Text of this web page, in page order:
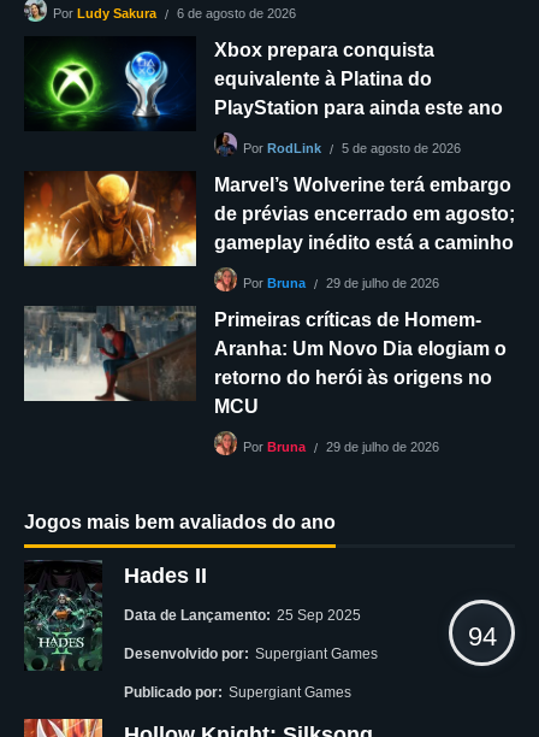
Por Ludy Sakura 6 de agosto de 2026
Xbox prepara conquista
equivalente à Platina do
PlayStation para ainda este ano
Por RodLink 5 de agosto de 2026
Marvel’s Wolverine terá embargo
de prévias encerrado em agosto;
gameplay inédito está a caminho
Por Bruna 29 de julho de 2026
Primeiras críticas de Homem-
Aranha: Um Novo Dia elogiam o
retorno do herói às origens no
MCU
Por Bruna 29 de julho de 2026
Jogos mais bem avaliados do ano
Hades II
Data de Lançamento: 25 Sep 2025
Desenvolvido por: Supergiant Games
Publicado por: Supergiant Games
94